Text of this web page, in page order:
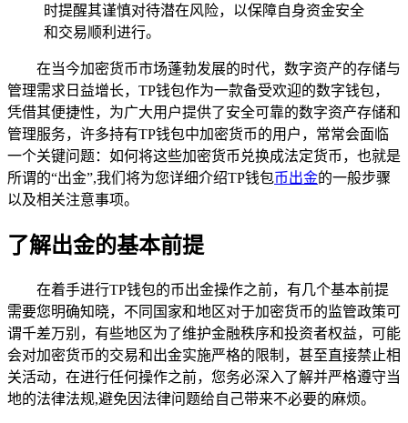
时提醒其谨慎对待潜在风险，以保障自身资金安全
和交易顺利进行。
在当今加密货币市场蓬勃发展的时代，数字资产的存储与
管理需求日益增长，TP钱包作为一款备受欢迎的数字钱包，
凭借其便捷性，为广大用户提供了安全可靠的数字资产存储和
管理服务，许多持有TP钱包中加密货币的用户，常常会面临
一个关键问题：如何将这些加密货币兑换成法定货币，也就是
所谓的“出金”,我们将为您详细介绍TP钱包币出金的一般步骤
以及相关注意事项。
了解出金的基本前提
在着手进行TP钱包的币出金操作之前，有几个基本前提
需要您明确知晓，不同国家和地区对于加密货币的监管政策可
谓千差万别，有些地区为了维护金融秩序和投资者权益，可能
会对加密货币的交易和出金实施严格的限制，甚至直接禁止相
关活动，在进行任何操作之前，您务必深入了解并严格遵守当
地的法律法规,避免因法律问题给自己带来不必要的麻烦。